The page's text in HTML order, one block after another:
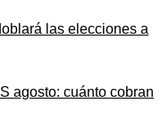
las elecciones a